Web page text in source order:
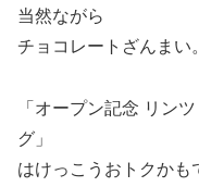
当然ながら
チョコレートざんまい。
「オープン記念 リン
グ」
はけっこうおトクかも